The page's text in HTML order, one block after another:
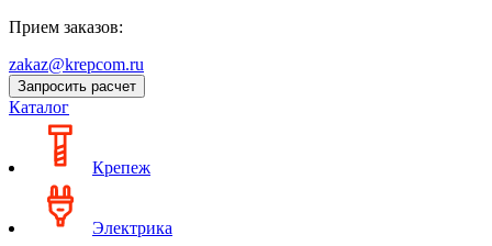
Прием заказов:
zakaz@krepcom.ru
Запросить расчет
Каталог
Крепеж
Электрика